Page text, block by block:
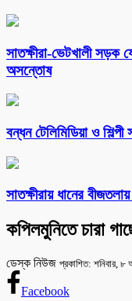
সাতক্ষীরা-ভেটখালী সড়ক
অসন্তোষ
বন্ধন টেলিমিডিয়া ও শিল্পী
সাতক্ষীরায় ধানের
কপিলমুনিতে চারা
ডেস্ক নিউজ প্রকাশিত: শনিবার,
Facebook